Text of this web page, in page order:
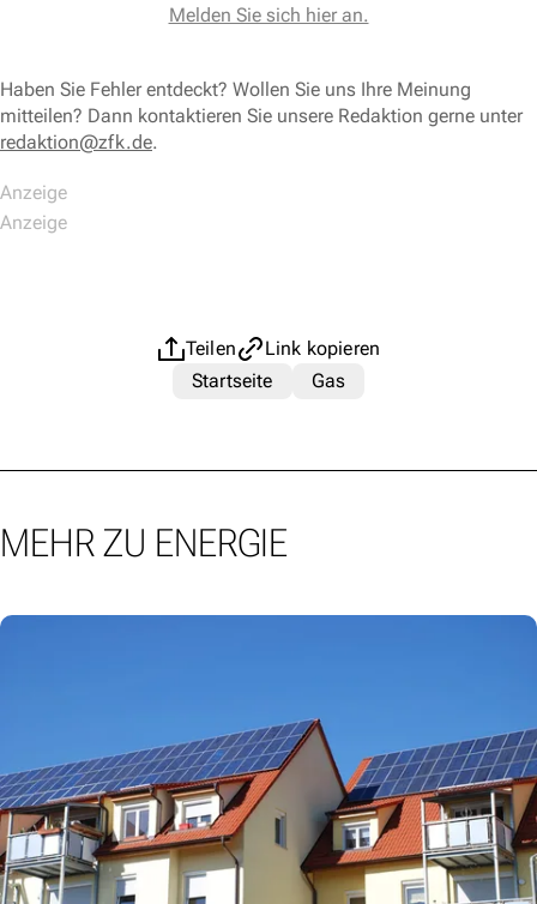
Melden Sie sich hier an.
Haben Sie Fehler entdeckt? Wollen Sie uns Ihre Meinung
mitteilen? Dann kontaktieren Sie unsere Redaktion gerne unter
redaktion@zfk.de.
Teilen
Link kopieren
Startseite
Gas
MEHR ZU ENERGIE